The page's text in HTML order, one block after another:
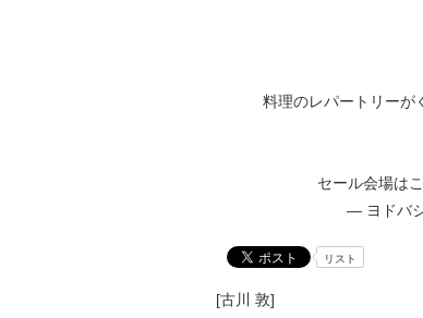
料理のレパートリーが
セール会場は
— ヨドバ
リスト
[古川 敦]